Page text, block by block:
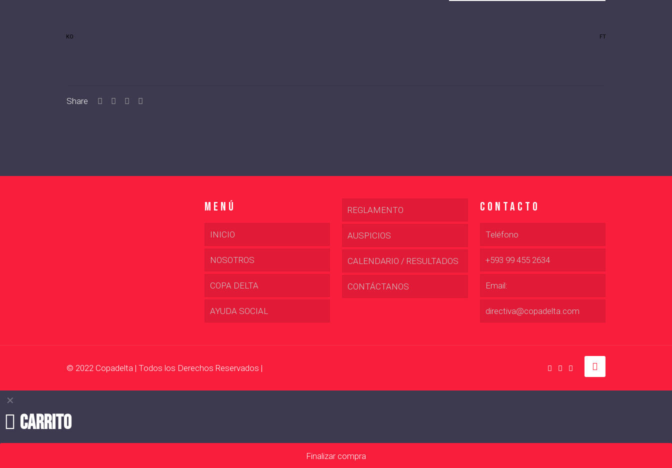
KO FT
Share
Menú
INICIO
NOSOTROS
COPA DELTA
AYUDA SOCIAL
REGLAMENTO
AUSPICIOS
CALENDARIO / RESULTADOS
CONTÁCTANOS
Contacto
Teléfono
+593 99 455 2634
Email:
directiva@copadelta.com
© 2022 Copadelta | Todos los Derechos Reservados |
✕
Carrito
Finalizar compra